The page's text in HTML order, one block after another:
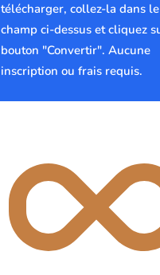
télécharger, collez-la dans le
champ ci-dessus et cliquez
bouton "Convertir". Aucune
inscription ou frais requis.